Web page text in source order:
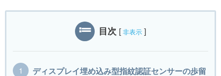
目次 [ 非表示 ]
ディスプレイ埋め込み型指紋認証センサーの歩留